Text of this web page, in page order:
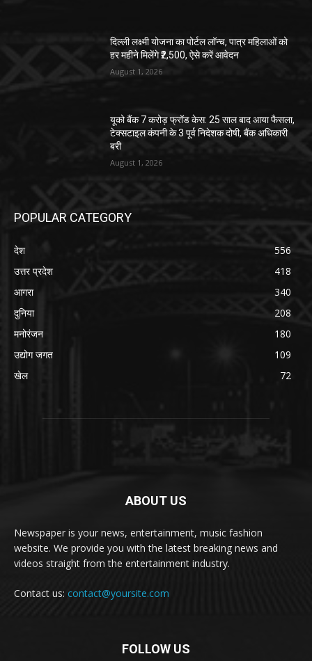
दिल्ली लक्ष्मी योजना का पोर्टल लॉन्च, पात्र महिलाओं को
हर महीने मिलेंगे ₹2,500, ऐसे करें आवेदन
August 1, 2026
यूको बैंक 7 करोड़ फ्रॉड केस: 25 साल बाद आया फैसला,
टेक्सटाइल कंपनी के 3 पूर्व निदेशक दोषी, बैंक अधिकारी
बरी
August 1, 2026
POPULAR CATEGORY
देश
556
उत्तर प्रदेश
418
आगरा
340
दुनिया
208
मनोरंजन
180
उद्योग जगत
109
खेल
72
ABOUT US
Newspaper is your news, entertainment, music fashion
website. We provide you with the latest breaking news and
videos straight from the entertainment industry.
Contact us: contact@yoursite.com
FOLLOW US